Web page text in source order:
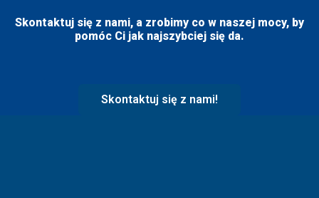
Skontaktuj się z nami, a zrobimy co w naszej mocy, by
pomóc Ci jak najszybciej się da.
Skontaktuj się z nami!